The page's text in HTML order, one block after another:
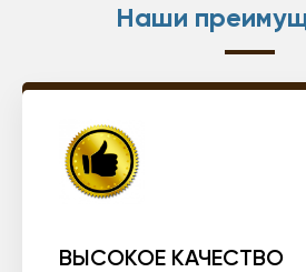
Наши
ВЫСОКОЕ КАЧЕСТВО